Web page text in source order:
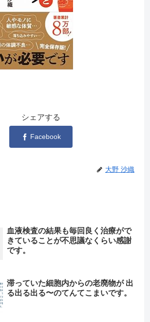
シェアする
Facebook
大野 沙織
血液検査の結果も毎回良く治療がで
きていることが不思議なくらい感謝
です。
滞っていた細胞内からの老廃物が 出
る出る出る〜のてんてこまいです。